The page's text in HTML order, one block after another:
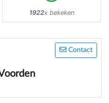
1922x bekeken
Contact